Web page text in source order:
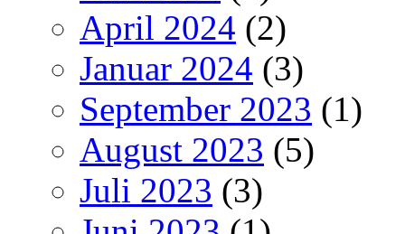
April 2024 (2)
Januar 2024 (3)
September 2023 (1)
August 2023 (5)
Juli 2023 (3)